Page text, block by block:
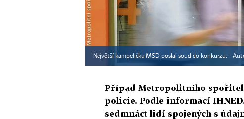
Největší kampeličku MSD poslal soud do konkurzu.
Případ Metropolitního
policie. Podle informací
sedmnáct lidí spojených s